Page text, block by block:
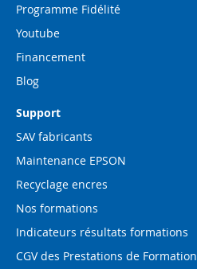
Programme Fidélité
Youtube
Financement
Blog
Support
SAV fabricants
Maintenance EPSON
Recyclage encres
Nos formations
Indicateurs résultats formations
CGV des Prestations de Formation